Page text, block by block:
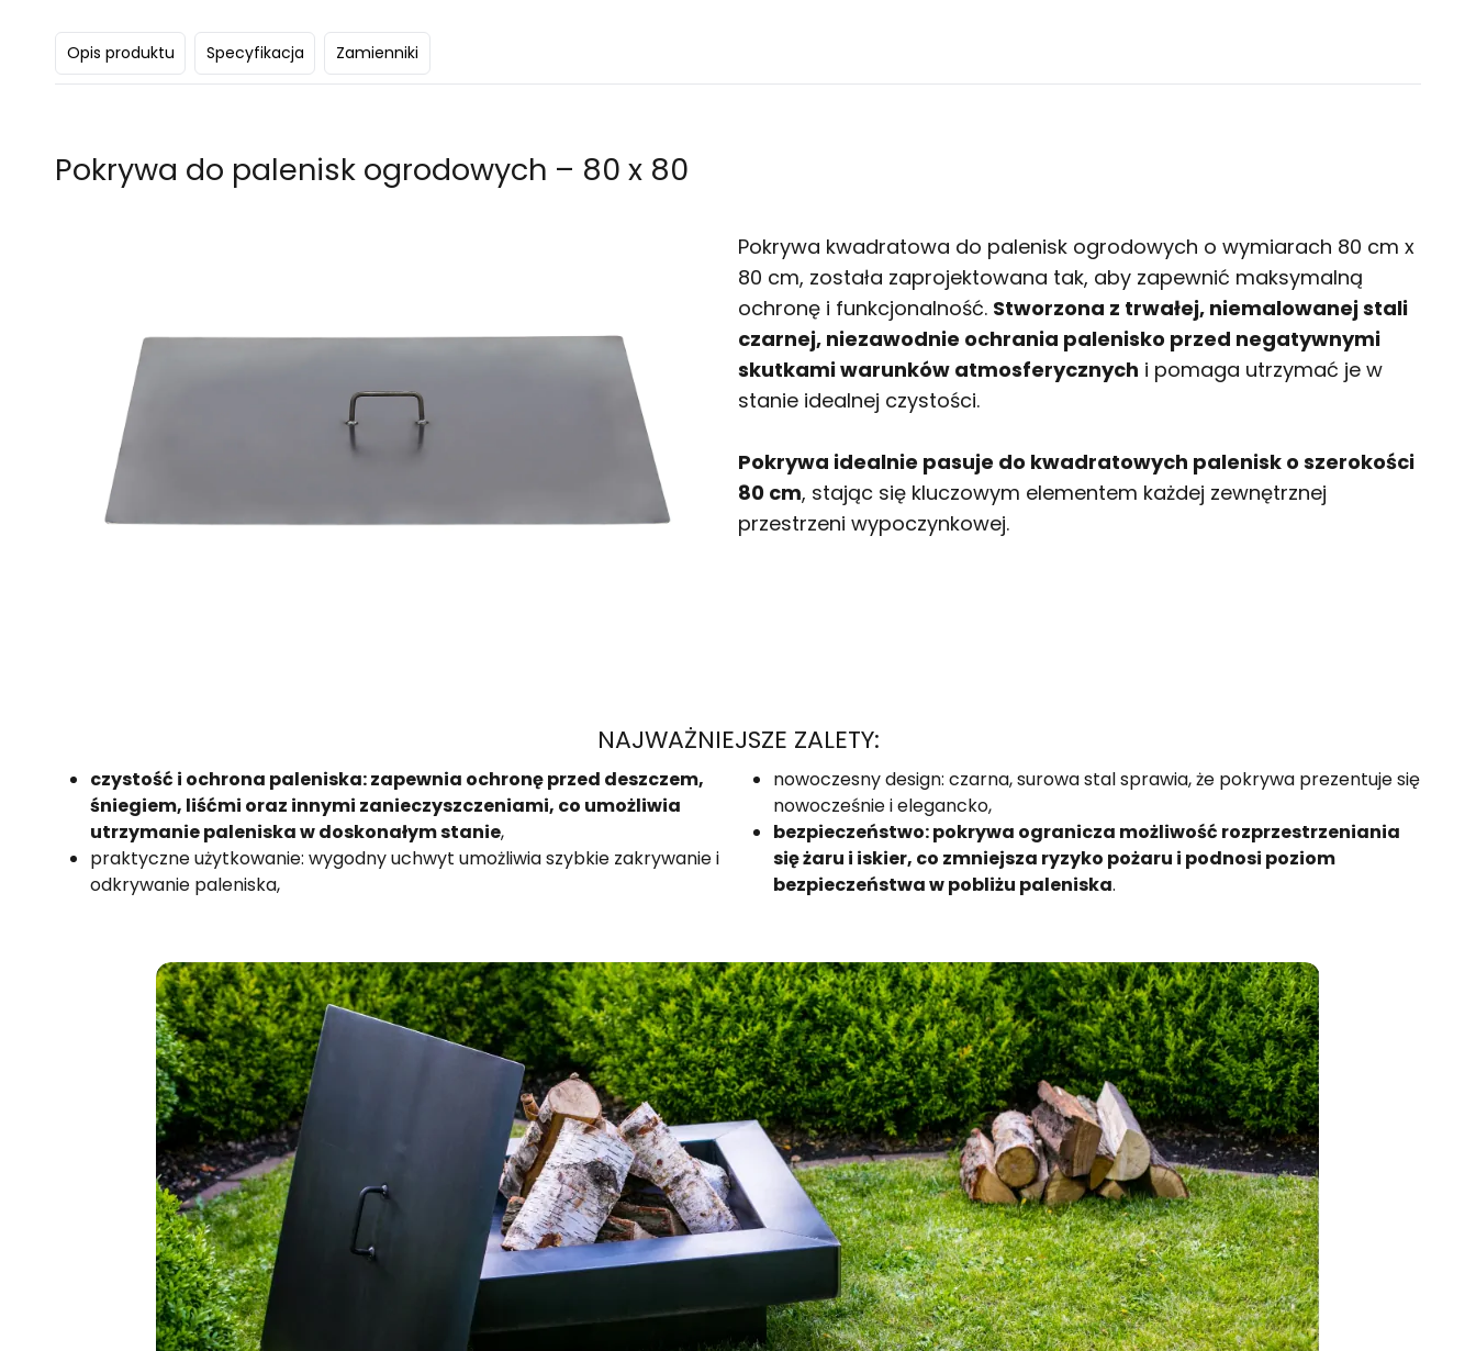
Opis produktu Specyfikacja Zamienniki
Pokrywa do palenisk ogrodowych – 80 x 80
Pokrywa kwadratowa do palenisk ogrodowych o wymiarach 80 cm x
80 cm, została zaprojektowana tak, aby zapewnić maksymalną
ochronę i funkcjonalność. Stworzona z trwałej, niemalowanej stali
czarnej, niezawodnie ochrania palenisko przed negatywnymi
skutkami warunków atmosferycznych i pomaga utrzymać je w
stanie idealnej czystości.
Pokrywa idealnie pasuje do kwadratowych palenisk o szerokości
80 cm, stając się kluczowym elementem każdej zewnętrznej
przestrzeni wypoczynkowej.
NAJWAŻNIEJSZE ZALETY:
czystość i ochrona paleniska: zapewnia ochronę przed deszczem,
śniegiem, liśćmi oraz innymi zanieczyszczeniami, co umożliwia
utrzymanie paleniska w doskonałym stanie,
praktyczne użytkowanie: wygodny uchwyt umożliwia szybkie zakrywanie i
odkrywanie paleniska,
nowoczesny design: czarna, surowa stal sprawia, że pokrywa prezentuje się
nowocześnie i elegancko,
bezpieczeństwo: pokrywa ogranicza możliwość rozprzestrzeniania
się żaru i iskier, co zmniejsza ryzyko pożaru i podnosi poziom
bezpieczeństwa w pobliżu paleniska.